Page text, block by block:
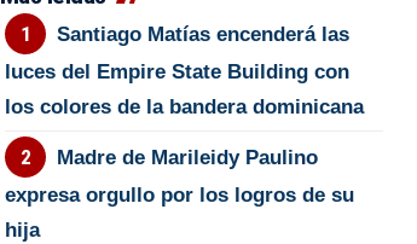
Santiago Matías encenderá las
luces del Empire State Building con
los colores de la bandera dominicana
Madre de Marileidy Paulino
expresa orgullo por los logros de su
hija